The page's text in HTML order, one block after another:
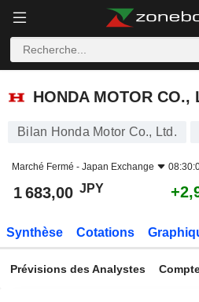
HONDA MOTOR CO., LTD.
HONDA MOTOR CO.,
Bilan Honda Motor Co., Ltd.
Marché Fermé - Japan Exchange
1 683,00 JPY
Synthèse Cotations
Prévisions des Analystes